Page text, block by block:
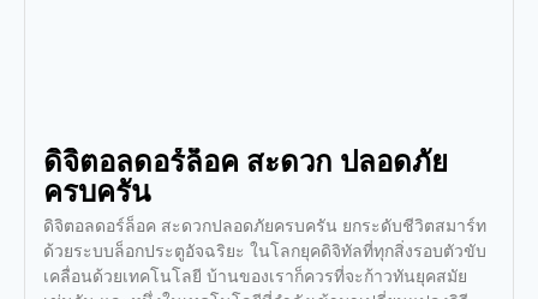
ดิจิตอลดอร์ล็อค สะดวก ปลอดภัย
ครบครัน
ดิจิตอลดอร์ล็อค สะดวกปลอดภัยครบครัน ยกระดับชีวิตสมาร์ท
ด้วยระบบล็อกประตูอัจฉริยะ ในโลกยุคดิจิทัลที่ทุกสิ่งรอบตัวขับ
เคลื่อนด้วยเทคโนโลยี บ้านของเราก็ควรที่จะก้าวทันยุคสมัย